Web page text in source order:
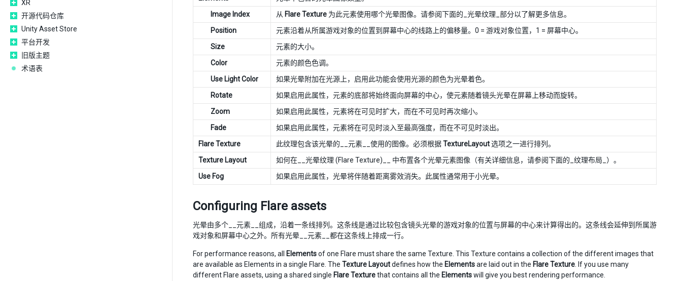
XR
开源代码仓库
Unity Asset Store
平台开发
旧版主题
术语表
Image Index
从 Flare Texture 为此元素使用哪个光晕图像。请参阅下面的_光晕纹理_部分以了解更多信息。
Position
元素沿着从所属游戏对象的位置到屏幕中心的线路上的偏移量。0 = 游戏对象位置，1 = 屏幕中心。
Size
元素的大小。
Color
元素的颜色色调。
Use Light Color
如果光晕附加在光源上，启用此功能会使用光源的颜色为光晕着色。
Rotate
如果启用此属性，元素的底部将始终面向屏幕的中心，使元素随着镜头光晕在屏幕上移动而旋转。
Zoom
如果启用此属性，元素将在可见时扩大，而在不可见时再次缩小。
Fade
如果启用此属性，元素将在可见时淡入至最高强度，而在不可见时淡出。
Flare Texture
此纹理包含该光晕的__元素__使用的图像。必须根据TextureLayout选项之一进行排列。
Texture Layout
如何在__光晕纹理 (Flare Texture)__ 中布置各个光晕元素图像（有关详细信息，请参阅下面的_纹理布局_）。
Use Fog
如果启用此属性，光晕将伴随着距离雾效消失。此属性通常用于小光晕。
Configuring Flare assets
光晕由多个__元素__组成，沿着一条线排列。这条线是通过比较包含镜头光晕的游戏对象的位置与屏幕的中心来计算得出的。这条线会延伸到所属游
戏对象和屏幕中心之外。所有光晕__元素__都在这条线上排成一行。
For performance reasons, all Elementsof one Flare must share the same Texture. This Texture contains a collection of the different images that
are available as Elements in a single Flare. The Texture Layoutdefines how the Elementsare laid out in the Flare Texture . If you use many
different Flare assets, using a shared single Flare Texturethat contains all the Elementswill give you best rendering performance.